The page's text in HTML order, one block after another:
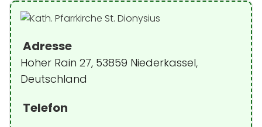
Adresse
Hoher Rain 27, 53859 Niederkassel,
Deutschland
Telefon